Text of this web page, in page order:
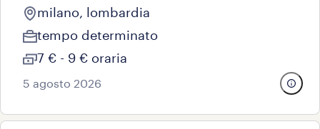
milano, lombardia
tempo determinato
7 € - 9 € oraria
5 agosto 2026